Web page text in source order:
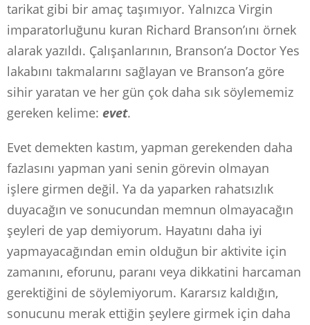
tarikat gibi bir amaç taşımıyor. Yalnızca Virgin
imparatorluğunu kuran Richard Branson’ını örnek
alarak yazıldı. Çalışanlarının, Branson’a Doctor Yes
lakabını takmalarını sağlayan ve Branson’a göre
sihir yaratan ve her gün çok daha sık söylememiz
gereken kelime: evet.
Evet demekten kastım, yapman gerekenden daha
fazlasını yapman yani senin görevin olmayan
işlere girmen değil. Ya da yaparken rahatsızlık
duyacağın ve sonucundan memnun olmayacağın
şeyleri de yap demiyorum. Hayatını daha iyi
yapmayacağından emin olduğun bir aktivite için
zamanını, eforunu, paranı veya dikkatini harcaman
gerektiğini de söylemiyorum. Kararsız kaldığın,
sonucunu merak ettiğin şeylere girmek için daha